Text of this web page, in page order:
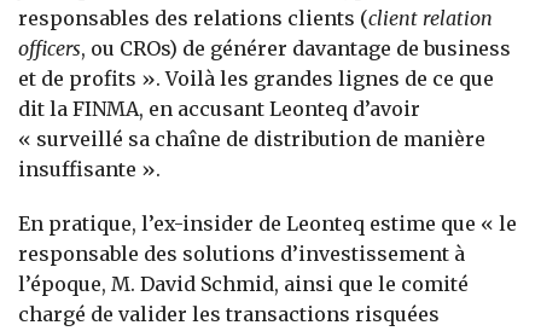
responsables des relations clients (client relation
officers, ou CROs) de générer davantage de business
et de profits ». Voilà les grandes lignes de ce que
dit la FINMA, en accusant Leonteq d’avoir
« surveillé sa chaîne de distribution de manière
insuffisante ».
En pratique, l’ex-insider de Leonteq estime que « le
responsable des solutions d’investissement à
l’époque, M. David Schmid, ainsi que le comité
chargé de valider les transactions risquées